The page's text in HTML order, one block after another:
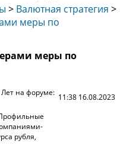
> Валютная стратегия >
меры по
меры по
на форуме: 11:38 16.08.2023
Профильные
рубля,